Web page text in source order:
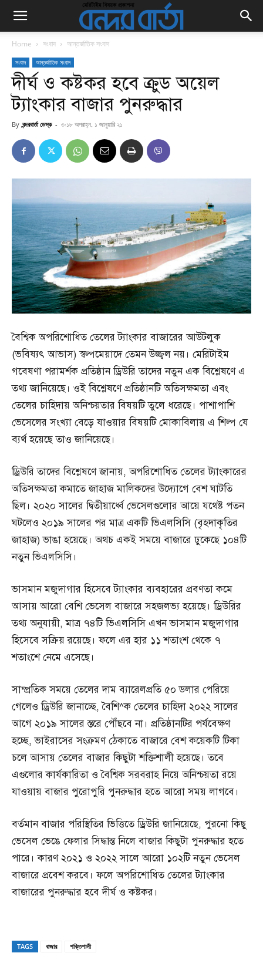
Home সংবাদ আন্তর্জাতিক সংবাদ
সংবাদ আন্তর্জাতিক সংবাদ
দীর্ঘ ও কষ্টকর হবে ক্রুড অয়েল
ট্যাংকার বাজার পুনরুদ্ধার
By বন্দরবার্তা ডেস্ক - ৩:১৮ অপরাহ্ন, ১ জানুয়ারি ২১
বৈশ্বিক অপরিশোধিত তেলের ট্যাংকার বাজারের আউটলুক
(ভবিষ্যৎ আভাস) স্বল্পমেয়াদে তেমন উজ্জ্বল নয়। মেরিটাইম
গবেষণা পরামর্শক প্রতিষ্ঠান ড্রিউরি তাদের নতুন এক বিশ্লেষণে এ
তথ্য জানিয়েছে। ওই বিশ্লেষণে প্রতিষ্ঠানটি অতিসক্ষমতা এবং
তেলের চাহিদায় অনিশ্চয়তার বিষয়টি তুলে ধরেছে। পাশাপাশি
ভেসেলের সংখ্যা বেড়ে যাওয়ার বিষয়টি মোকাবিলায় এ শিল্প যে
ব্যর্থ হয়েছে তাও জানিয়েছে।
ড্রিউরি তাদের বিশ্লেষণে জানায়, অপরিশোধিত তেলের ট্যাংকারের
অতিসক্ষমতা কমাতে জাহাজ মালিকদের উদ্যোগে বেশ ঘাটতি
ছিল। ২০২০ সালের দ্বিতীয়ার্ধ্বে ভেসেলগুলোর আয়ে যথেষ্ট পতন
ঘটলেও ২০১৯ সালের পর মাত্র একটি ভিএলসিসি (বৃহদাকৃতির
জাহাজ) ভাঙা হয়েছে। অথচ একই সময়ে বাজারে ঢুকেছে ১০৪টি
নতুন ভিএলসিসি।
ভাসমান মজুদাগার হিসেবে ট্যাংকার ব্যবহারের প্রবণতা কমে
আসায় আরো বেশি ভেসেল বাজারে সহজলভ্য হয়েছে। ড্রিউরির
তথ্য অনুযায়ী, মাত্র ৭৪টি ভিএলসিসি এখন ভাসমান মজুদাগার
হিসেবে সক্রিয় রয়েছে। ফলে এর হার ১১ শতাংশ থেকে ৭
শতাংশে নেমে এসেছে।
সাম্প্রতিক সময়ে তেলের দাম ব্যারেলপ্রতি ৫০ ডলার পেরিয়ে
গেলেও ড্রিউরি জানাচ্ছে, বৈশি^ক তেলের চাহিদা ২০২২ সালের
আগে ২০১৯ সালের স্তরে পৌঁছবে না। প্রতিষ্ঠানটির পর্যবেক্ষণ
হচ্ছে, ভাইরাসের সংক্রমণ ঠেকাতে বাজারে বেশ কয়েকটি টিকা
চলে আসায় তেলের বাজার কিছুটা শক্তিশালী হয়েছে। তবে
এগুলোর কার্যকারিতা ও বৈশ্বিক সরবরাহ নিয়ে অনিশ্চয়তা রয়ে
যাওয়ায় বাজার পুরোপুরি পুনরুদ্ধার হতে আরো সময় লাগবে।
বর্তমান বাজার পরিস্থিতির ভিত্তিতে ড্রিউরি জানিয়েছে, পুরনো কিছু
ভেসেল ভেঙে ফেলার সিদ্ধান্ত নিলে বাজার কিছুটা পুনরুদ্ধার হতে
পারে। কারণ ২০২১ ও ২০২২ সালে আরো ১০২টি নতুন ভেসেল
বাজারে প্রবেশ করবে। ফলে অপরিশোধিত তেলের ট্যাংকার
বাজারের পুনরুদ্ধার হবে দীর্ঘ ও কষ্টকর।
TAGS বাজার শক্তিশালী